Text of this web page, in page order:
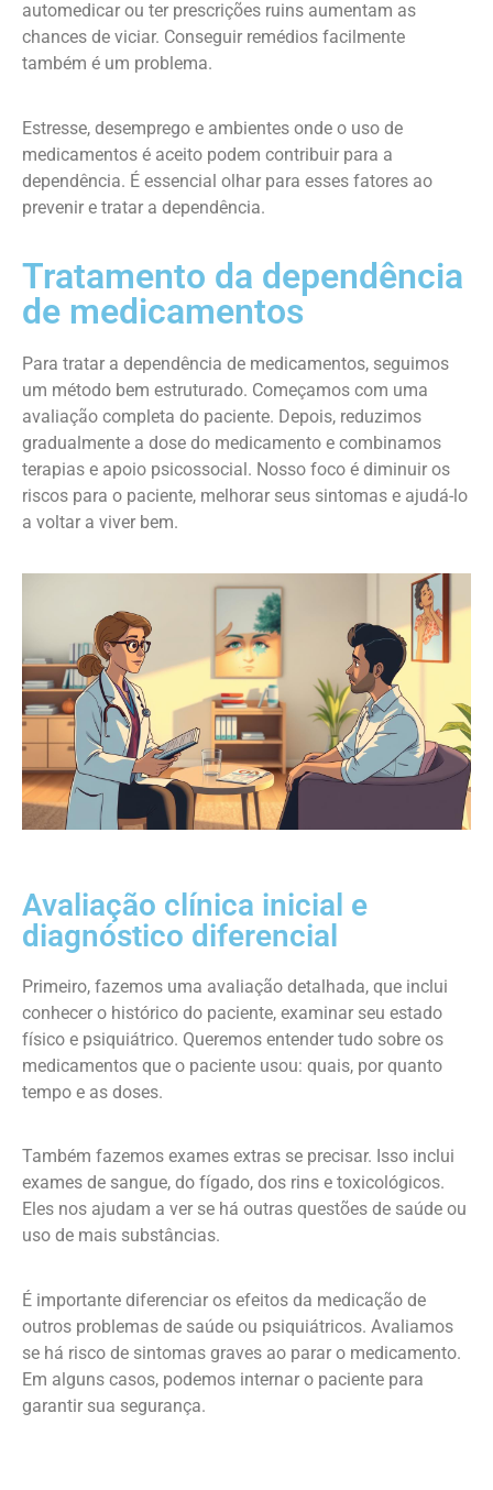
automedicar ou ter prescrições ruins aumentam as
chances de viciar. Conseguir remédios facilmente
também é um problema.
Estresse, desemprego e ambientes onde o uso de
medicamentos é aceito podem contribuir para a
dependência. É essencial olhar para esses fatores ao
prevenir e tratar a dependência.
Tratamento da dependência
de medicamentos
Para tratar a dependência de medicamentos, seguimos
um método bem estruturado. Começamos com uma
avaliação completa do paciente. Depois, reduzimos
gradualmente a dose do medicamento e combinamos
terapias e apoio psicossocial. Nosso foco é diminuir os
riscos para o paciente, melhorar seus sintomas e ajudá-lo
a voltar a viver bem.
Avaliação clínica inicial e
diagnóstico diferencial
Primeiro, fazemos uma avaliação detalhada, que inclui
conhecer o histórico do paciente, examinar seu estado
físico e psiquiátrico. Queremos entender tudo sobre os
medicamentos que o paciente usou: quais, por quanto
tempo e as doses.
Também fazemos exames extras se precisar. Isso inclui
exames de sangue, do fígado, dos rins e toxicológicos.
Eles nos ajudam a ver se há outras questões de saúde ou
uso de mais substâncias.
É importante diferenciar os efeitos da medicação de
outros problemas de saúde ou psiquiátricos. Avaliamos
se há risco de sintomas graves ao parar o medicamento.
Em alguns casos, podemos internar o paciente para
garantir sua segurança.